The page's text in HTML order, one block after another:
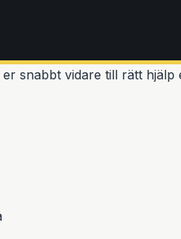
snabbt vidare till rätt